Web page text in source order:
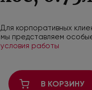
Для корпоративных
мы представляем
условия работы
В КОРЗИНУ